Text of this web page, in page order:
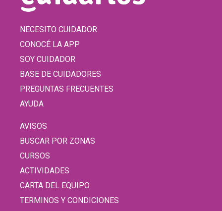
NECESITO CUIDADOR
CONOCÉ LA APP
SOY CUIDADOR
BASE DE CUIDADORES
PREGUNTAS FRECUENTES
AYUDA
AVISOS
BUSCAR POR ZONAS
CURSOS
ACTIVIDADES
CARTA DEL EQUIPO
TERMINOS Y CONDICIONES